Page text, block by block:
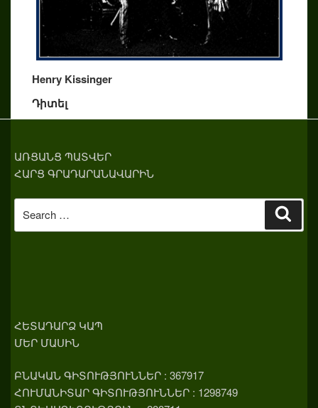
Henry Kissinger
Դիտել
ԱՌՑԱՆՑ ՊԱՏՎԵՐ
ՀԱՐՑ ԳՐԱԴԱՐԱՆԱՎԱՐԻՆ
for:
ՀԵՏԱԴԱՐՁ ԿԱՊ
ՄԵՐ ՄԱՍԻՆ
ԲՆԱԿԱՆ ԳԻՏՈՒԹՅՈՒՆՆԵՐ : 367917
ՀՈՒՄԱՆԻՏԱՐ ԳԻՏՈՒԹՅՈՒՆՆԵՐ : 1298749